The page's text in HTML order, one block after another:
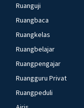
Ruanguji
Ruangbaca
Ruangkelas
Ruangbelajar
Ruangpengajar
Ruangguru Privat
Ruangpeduli